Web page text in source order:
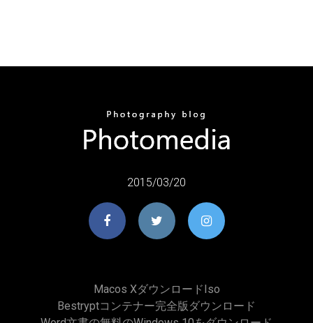
2015/03/20
Macos Xダウンロードiso
Bestryptコンテナー完全版ダウンロード